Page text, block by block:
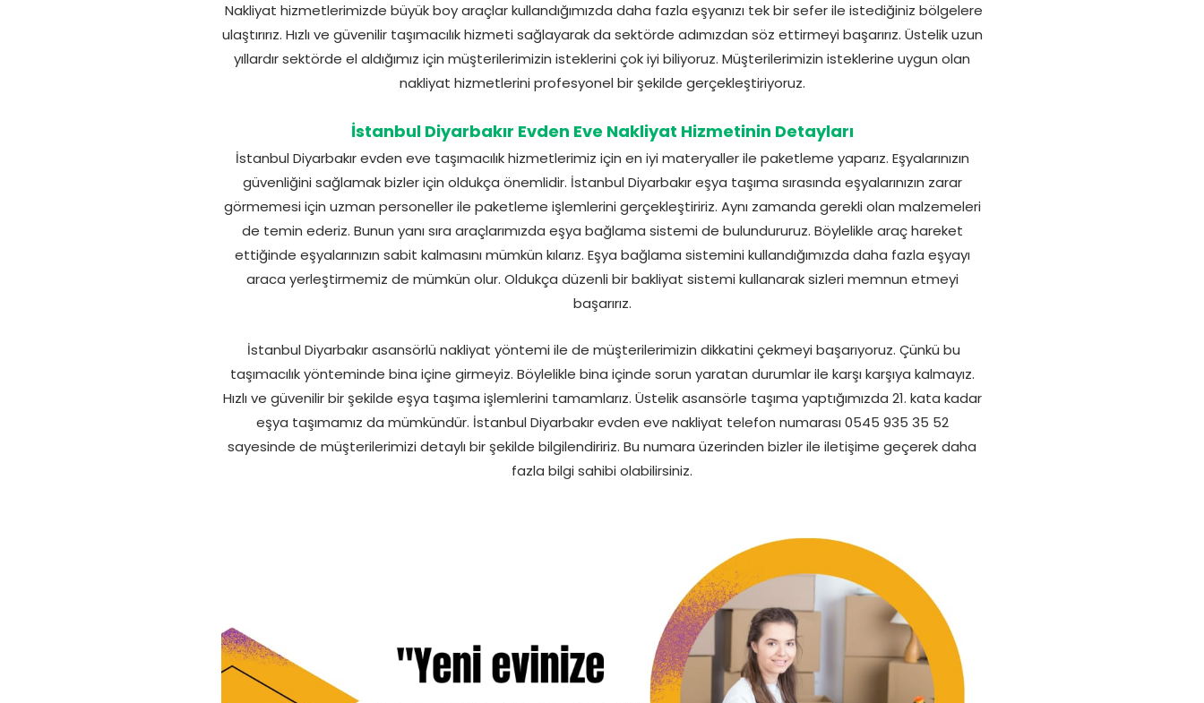
Nakliyat hizmetlerimizde büyük boy araçlar kullandığımızda daha fazla eşyanızı tek bir sefer ile istediğiniz bölgelere
ulaştırırız. Hızlı ve güvenilir taşımacılık hizmeti sağlayarak da sektörde adımızdan söz ettirmeyi başarırız. Üstelik uzun
yıllardır sektörde el aldığımız için müşterilerimizin isteklerini çok iyi biliyoruz. Müşterilerimizin isteklerine uygun olan
nakliyat hizmetlerini profesyonel bir şekilde gerçekleştiriyoruz.
İstanbul Diyarbakır Evden Eve Nakliyat Hizmetinin Detayları
İstanbul Diyarbakır evden eve taşımacılık hizmetlerimiz için en iyi materyaller ile paketleme yaparız. Eşyalarınızın
güvenliğini sağlamak bizler için oldukça önemlidir. İstanbul Diyarbakır eşya taşıma sırasında eşyalarınızın zarar
görmemesi için uzman personeller ile paketleme işlemlerini gerçekleştiririz. Aynı zamanda gerekli olan malzemeleri
de temin ederiz. Bunun yanı sıra araçlarımızda eşya bağlama sistemi de bulundururuz. Böylelikle araç hareket
ettiğinde eşyalarınızın sabit kalmasını mümkün kılarız. Eşya bağlama sistemini kullandığımızda daha fazla eşyayı
araca yerleştirmemiz de mümkün olur. Oldukça düzenli bir bakliyat sistemi kullanarak sizleri memnun etmeyi
başarırız.
İstanbul Diyarbakır asansörlü nakliyat yöntemi ile de müşterilerimizin dikkatini çekmeyi başarıyoruz. Çünkü bu
taşımacılık yönteminde bina içine girmeyiz. Böylelikle bina içinde sorun yaratan durumlar ile karşı karşıya kalmayız.
Hızlı ve güvenilir bir şekilde eşya taşıma işlemlerini tamamlarız. Üstelik asansörle taşıma yaptığımızda 21. kata kadar
eşya taşımamız da mümkündür. İstanbul Diyarbakır evden eve nakliyat telefon numarası 0545 935 35 52
sayesinde de müşterilerimizi detaylı bir şekilde bilgilendiririz. Bu numara üzerinden bizler ile iletişime geçerek daha
fazla bilgi sahibi olabilirsiniz.